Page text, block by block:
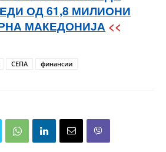
ОД 61,8 МИЛИОНИ
МАКЕДОНИЈА <<
СЕПА финансии